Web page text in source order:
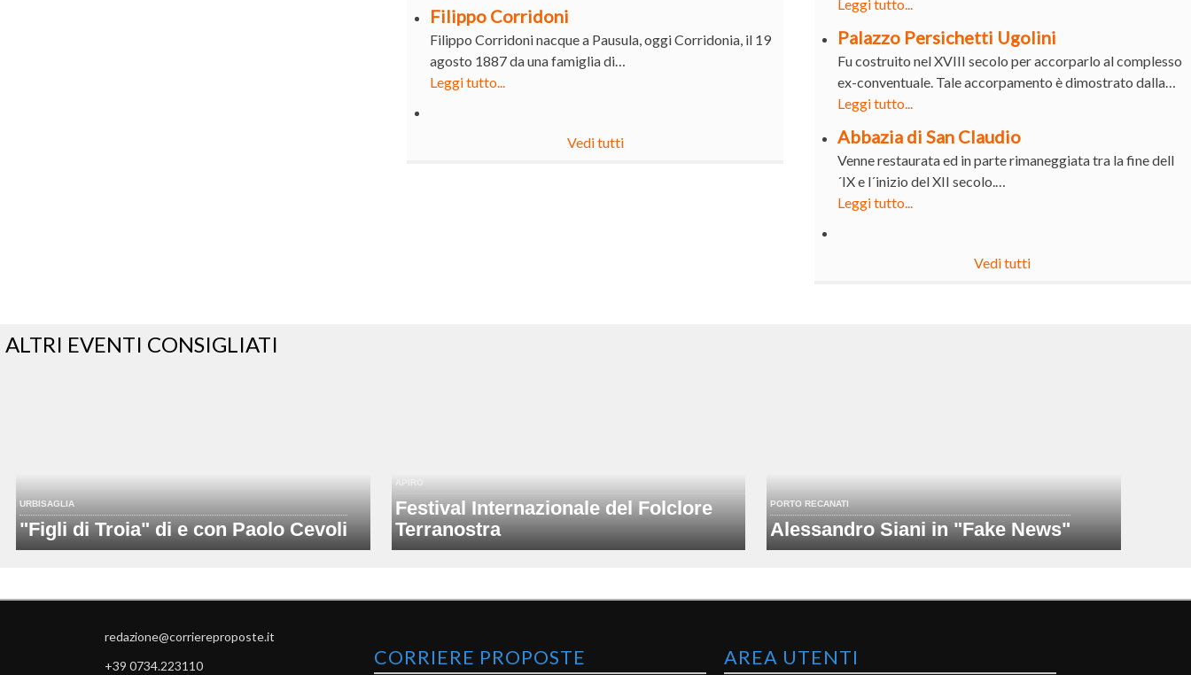
Filippo Corridoni
Filippo Corridoni nacque a Pausula, oggi Corridonia, il 19
agosto 1887 da una famiglia di…
Leggi tutto...
Vedi tutti
Leggi tutto...
Palazzo Persichetti Ugolini
Fu costruito nel XVIII secolo per accorparlo al complesso
ex-conventuale. Tale accorpamento è dimostrato dalla…
Leggi tutto...
Abbazia di San Claudio
Venne restaurata ed in parte rimaneggiata tra la fine dell
´IX e l´inizio del XII secolo.…
Leggi tutto...
Vedi tutti
ALTRI EVENTI CONSIGLIATI
URBISAGLIA
"Figli di Troia" di e con Paolo Cevoli
Festival Internazionale del Folclore
Terranostra
PORTO RECANATI
Alessandro Siani in "Fake News"
redazione@corriereproposte.it
+39 0734.223110
CORRIERE PROPOSTE AREA UTENTI